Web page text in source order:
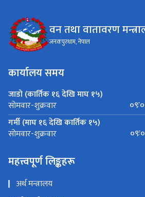
वन तथा वातावरण
जनकपुरधाम, नेपाल
कार्यालय समय
जाडो (कार्तिक १६ देखि माघ १५)
सोमवार-शुक्रवार
गर्मी (माघ १६ देखि कार्तिक १५)
सोमवार-शुक्रवार
महत्त्वपूर्ण लिङ्कहरू
अर्थ मन्त्रालय